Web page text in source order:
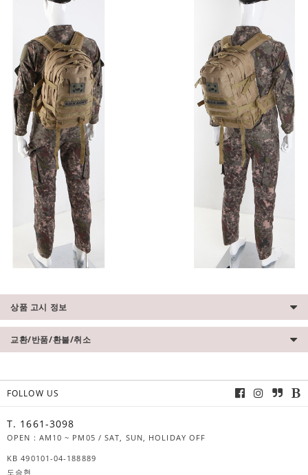
상품 고시 정보
교환/반품/환불/취소
FOLLOW US
T. 1661-3098
OPEN : AM10 ~ PM05 / SAT, SUN, HOLIDAY OFF
KB 490101-04-188889
도승현